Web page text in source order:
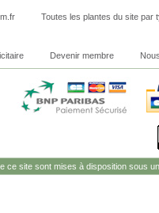
Toutes les plantes du site par
Devenir membre
ce site sont mises à disposition sous